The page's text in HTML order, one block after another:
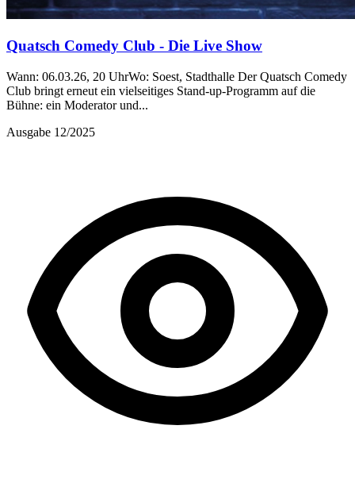
Quatsch Comedy Club - Die Live Show
Wann: 06.03.26, 20 UhrWo: Soest, Stadthalle Der Quatsch Comedy
Club bringt erneut ein vielseitiges Stand-up-Programm auf die
Bühne: ein Moderator und...
Ausgabe 12/2025